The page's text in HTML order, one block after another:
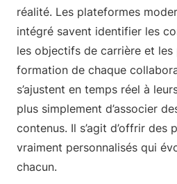
réalité. Les plateformes
intégré savent identifier les
les objectifs de carrière et les
formation de chaque
s’ajustent en temps réel à
plus simplement d’associer
contenus. Il s’agit d’offrir
vraiment personnalisés qui
chacun.